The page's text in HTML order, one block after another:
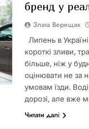
бренд у
Злата Верещак
Липень в
короткі зливи,
більше, ніж у
оцінювати не за
умовам їзди.
дорозі, але вже
Читати далі